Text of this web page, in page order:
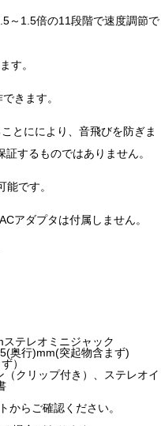
～1.5倍の11段階で速度調節で
す。
きます。
とににより、音飛びを防ぎま
するものではありません。
です。
アダプタは付属しません。
テレオミニジャック
奥行)mm(突起物含まず)
）
クリップ付き）、ステレオイ
らご確認ください。